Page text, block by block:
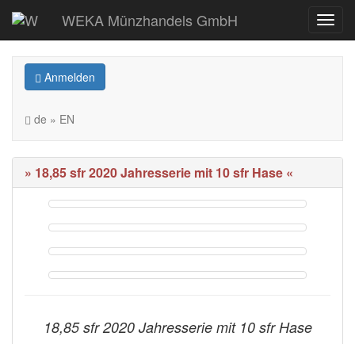
WEKA Münzhandels GmbH
Anmelden
de » EN
» 18,85 sfr 2020 Jahresserie mit 10 sfr Hase «
18,85 sfr 2020 Jahresserie mit 10 sfr Hase